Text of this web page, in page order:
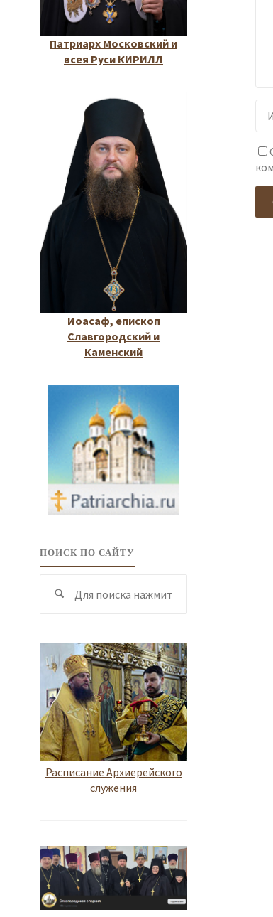
Патриарх Московский и
всея Руси КИРИЛЛ
Иоасаф, епископ
Славгородский и
Каменский
ПОИСК ПО САЙТУ
Поиск
Расписание Архиерейского
служения